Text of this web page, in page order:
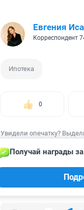
Евгения
Корреспондент
Ипотека
0
Увидели опечатку?
КОММЕНТАРИИ
Получай награды